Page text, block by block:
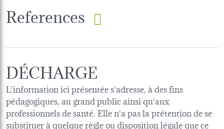
References
DÉCHARGE
L'information ici présentée s'adresse, à des fins
pédagogiques, au grand public ainsi qu'aux
professionnels de santé. Elle n'a pas la prétention de se
substituer à quelque règle ou disposition légale que ce